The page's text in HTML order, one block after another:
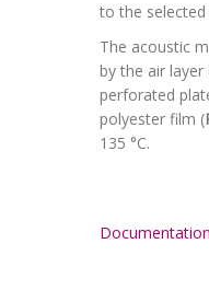
to the selected
The acoustic
by the air
perforated
polyester film (
135 °C.
Documentation